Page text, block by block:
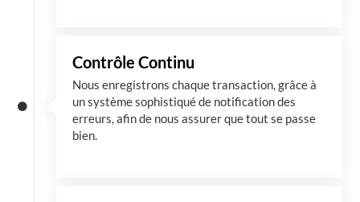
Contrôle Continu
Nous enregistrons chaque transaction, grâce à
un système sophistiqué de notification des
erreurs, afin de nous assurer que tout se passe
bien.